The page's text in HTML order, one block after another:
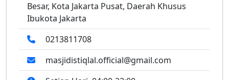
Besar, Kota Jakarta Pusat, Daerah Khusus
Ibukota Jakarta
0213811708
masjidistiqlal.official@gmail.com